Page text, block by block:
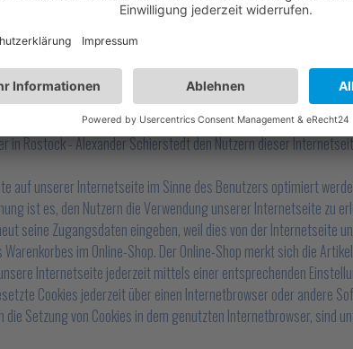
Schierstedt verwenden Cookies. Cookies sind
Cookies enthalten eine sogenannte Cookie-ID. Eine Cookie-ID
zugeordnet werden können, in dem das Cookie
Internetbrowsern, die andere Cookies enthalten, zu
in Rostock - Alexander Schierstedt den Nutzern dieser
auf unserer Internetseite im Sinne des Benutzers optimiert
ist es, den Nutzern die Verwendung unserer Internetseite zu
seine Zugangsdaten eingeben, weil dies von der Internetseite
im Online-Shop. Der Online-Shop merkt sich die
Internetseite jederzeit mittels einer entsprechenden
Cookies jederzeit über einen Internetbrowser oder andere
Setzung von Cookies in dem genutzten Internetbrowser, sind